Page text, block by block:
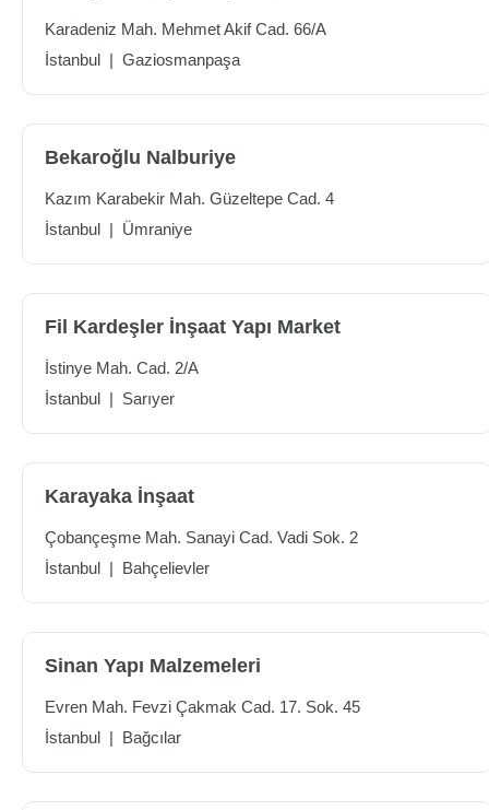
Karadeniz Mah. Mehmet Akif Cad. 66/A
İstanbul | Gaziosmanpaşa
Bekaroğlu Nalburiye
Kazım Karabekir Mah. Güzeltepe Cad. 4
İstanbul | Ümraniye
Fil Kardeşler İnşaat Yapı Market
İstinye Mah. Cad. 2/A
İstanbul | Sarıyer
Karayaka İnşaat
Çobançeşme Mah. Sanayi Cad. Vadi Sok. 2
İstanbul | Bahçelievler
Sinan Yapı Malzemeleri
Evren Mah. Fevzi Çakmak Cad. 17. Sok. 45
İstanbul | Bağcılar